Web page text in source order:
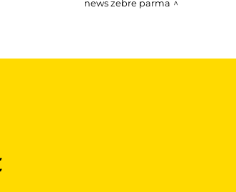
news zebre parma